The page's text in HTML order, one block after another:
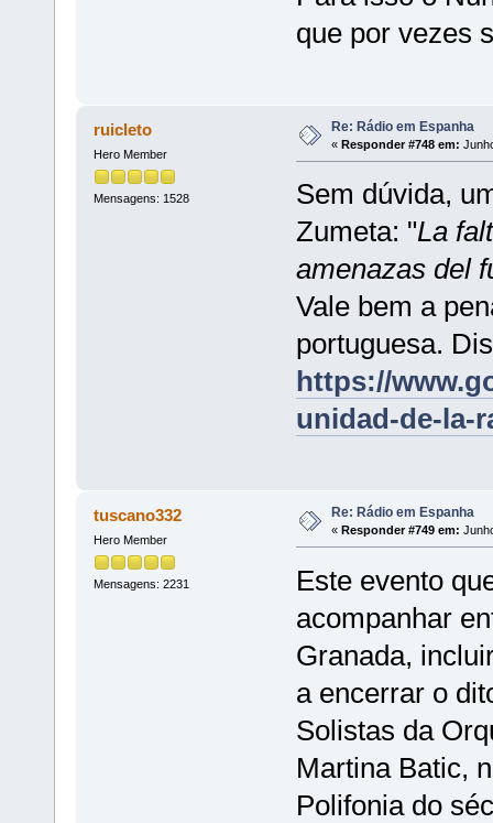
que por vezes
ruicleto
Hero Member
Mensagens: 1528
Re: Rádio em Espanha
« Responder #748 em:
Sem dúvida,
Zumeta: "La
amenazas del
Vale bem a
portuguesa.
https://
unidad-de-la-
tuscano332
Hero Member
Mensagens: 2231
Re: Rádio em Espanha
« Responder #749 em:
Este evento
acompanhar
Granada,
a encerrar o
Solistas da
Martina Batic,
Polifonia do